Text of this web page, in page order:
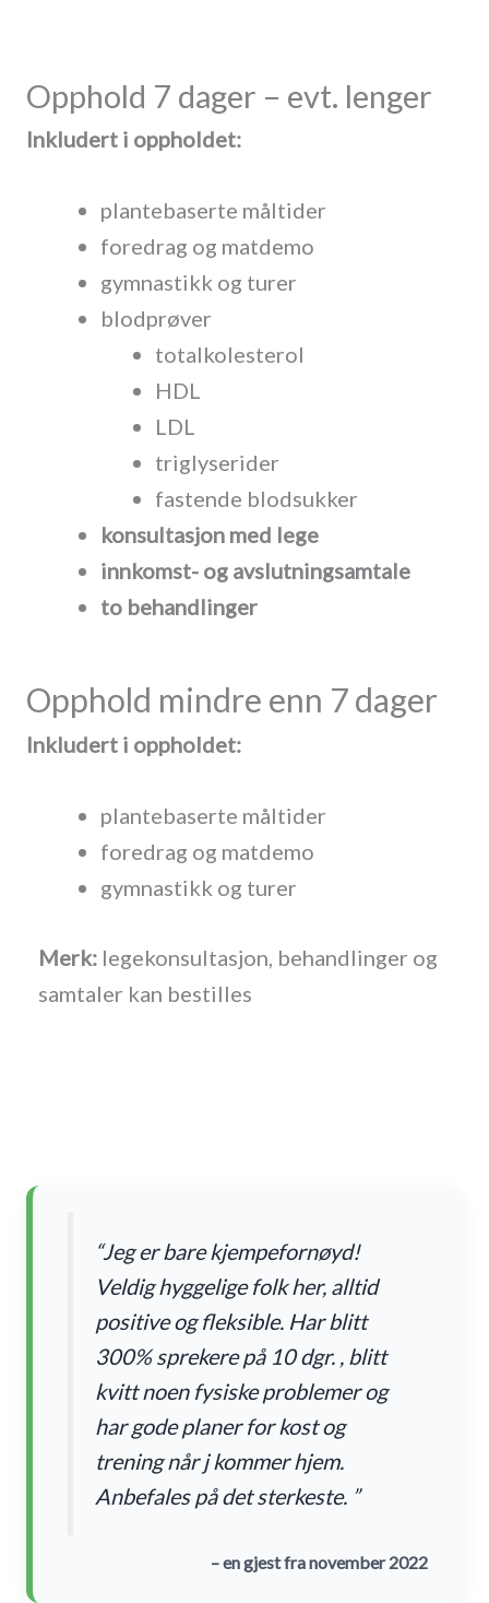
Opphold 7 dager – evt. lenger
Inkludert i oppholdet:
plantebaserte måltider
foredrag og matdemo
gymnastikk og turer
blodprøver
totalkolesterol
HDL
LDL
triglyserider
fastende blodsukker
konsultasjon med lege
innkomst- og avslutningsamtale
to behandlinger
Opphold mindre enn 7 dager
Inkludert i oppholdet:
plantebaserte måltider
foredrag og matdemo
gymnastikk og turer
Merk:legekonsultasjon, behandlinger og
samtaler kan bestilles
“Jeg er bare kjempefornøyd!
Veldig hyggelige folk her, alltid
positive og fleksible. Har blitt
300% sprekere på 10 dgr. , blitt
kvitt noen fysiske problemer og
har gode planer for kost og
trening når j kommer hjem.
Anbefales på det sterkeste. ”
– en gjest fra november 2022